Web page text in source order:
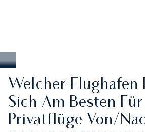
Welcher Flughafen
Sich Am Besten Für
Privatflüge Von/